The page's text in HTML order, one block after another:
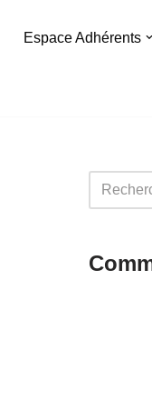
Espace Adhérents